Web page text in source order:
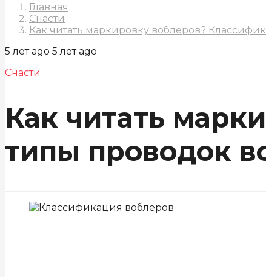
Главная
Снасти
Как читать маркировку воблеров?
5 лет ago 5 лет ago
Снасти
Как читать
типы проводок